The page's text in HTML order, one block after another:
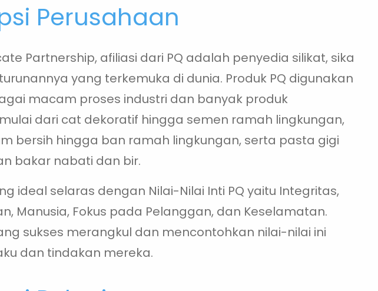
Perusahaan
Partnership, afiliasi dari PQ adalah penyedia silikat, sika
yang terkemuka di dunia. Produk PQ digunakan
macam proses industri dan banyak produk
dari cat dekoratif hingga semen ramah lingkungan,
bersih hingga ban ramah lingkungan, serta pasta gigi
bakar nabati dan bir.
ideal selaras dengan Nilai-Nilai Inti PQ yaitu Integritas,
Manusia, Fokus pada Pelanggan, dan Keselamatan.
sukses merangkul dan mencontohkan nilai-nilai ini
dan tindakan mereka.